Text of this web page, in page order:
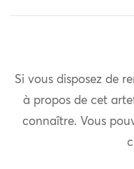
Si vous disposez de
à propos de cet
connaître. Vous